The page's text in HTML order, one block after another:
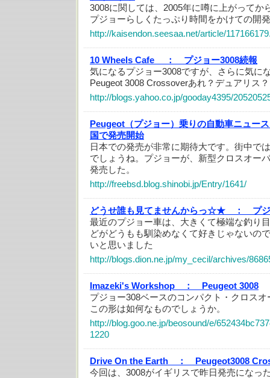
3008に関しては、2005年に噂に上がってか
プジョーらしくたっぷり時間をかけての開
http://kaisendon.seesaa.net/article/
10 Wheels Cafe ：
プジョー3008続報
気になるプジョー3008ですが、さらに気に
Peugeot 3008 Crossoverあれ？デュアリス
http://blogs.yahoo.co.jp/gooday4395/
Peugeot（プジョー）乗りの自動車ニュ
国で発売開始
日本での発売が非常に期待大です。街中で
でしょうね。プジョーが、新型クロスオー
発売した。
http://freebsd.blog.shinobi.jp/Entry/1641/
どうせ誰も見てませんからっ☆★ ：
プ
最近のプジョー車は、大きくて極端な釣り
どがどうもも馴染めなくて好きじゃないの
いと思いました
http://blogs.dion.ne.jp/my_cecil/archives/
Imazeki's Workshop ：
Peugeot 3008
プジョー308ベースのコンパクト・クロス
この形は如何なものでしょうか。
http://blog.goo.ne.jp/beosound/e/
1220
Drive On the Earth ：
Peugeot3008
今回は、3008がイギリスで昨日発売にな